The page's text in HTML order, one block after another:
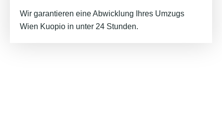
Wir garantieren eine Abwicklung Ihres Umzugs
Wien Kuopio in unter 24 Stunden.